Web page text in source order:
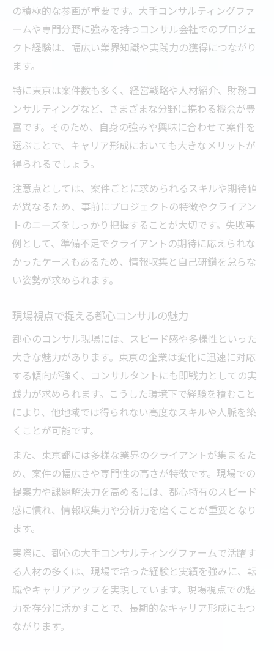
の積極的な参画が重要です。大手コンサルティングファ
ームや専門分野に強みを持つコンサル会社でのプロジェ
クト経験は、幅広い業界知識や実践力の獲得につながり
ます。
特に東京は案件数も多く、経営戦略や人材紹介、財務コ
ンサルティングなど、さまざまな分野に携わる機会が豊
富です。そのため、自身の強みや興味に合わせて案件を
選ぶことで、キャリア形成においても大きなメリットが
得られるでしょう。
注意点としては、案件ごとに求められるスキルや期待値
が異なるため、事前にプロジェクトの特徴やクライアン
トのニーズをしっかり把握することが大切です。失敗事
例として、準備不足でクライアントの期待に応えられな
かったケースもあるため、情報収集と自己研鑽を怠らな
い姿勢が求められます。
現場視点で捉える都心コンサルの魅力
都心のコンサル現場には、スピード感や多様性といった
大きな魅力があります。東京の企業は変化に迅速に対応
する傾向が強く、コンサルタントにも即戦力としての実
践力が求められます。こうした環境下で経験を積むこと
により、他地域では得られない高度なスキルや人脈を築
くことが可能です。
また、東京都には多様な業界のクライアントが集まるた
め、案件の幅広さや専門性の高さが特徴です。現場での
提案力や課題解決力を高めるには、都心特有のスピード
感に慣れ、情報収集力や分析力を磨くことが重要となり
ます。
実際に、都心の大手コンサルティングファームで活躍す
る人材の多くは、現場で培った経験と実績を強みに、転
職やキャリアアップを実現しています。現場視点での魅
力を存分に活かすことで、長期的なキャリア形成にもつ
ながります。